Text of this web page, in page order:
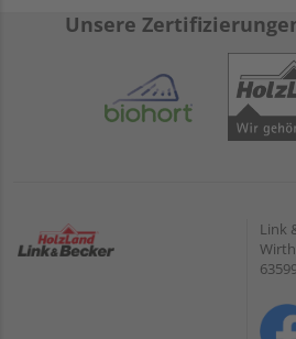
Unsere
Link